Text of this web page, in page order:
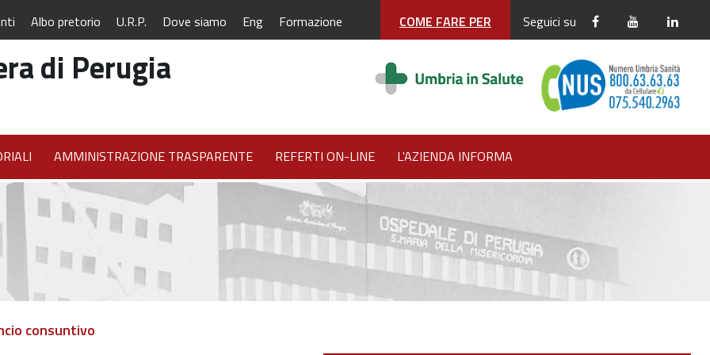
Seguici su
COME FARE PER
Albo pretorio U.R.P. Dove siamo Eng Formazione
di Perugia
AMMINISTRAZIONE TRASPARENTE REFERTI ON-LINE L'AZIENDA INFORMA
consuntivo